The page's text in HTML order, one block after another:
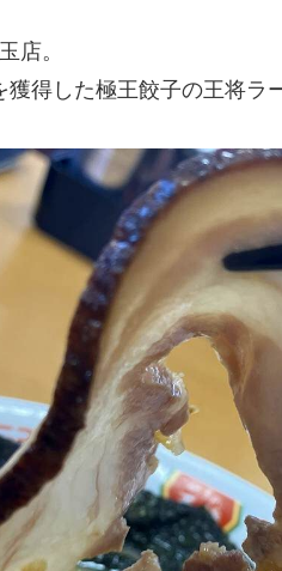
店。
得した極王餃子の王将ラ